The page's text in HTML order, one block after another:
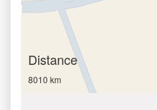
Distance
8010 km